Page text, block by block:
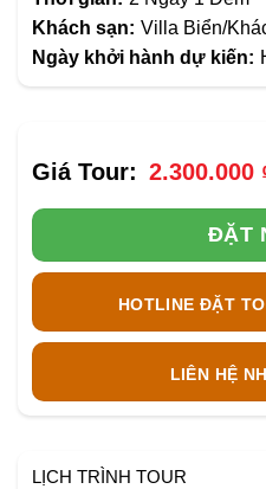
Khách sạn: Villa Biển/
Ngày khởi hành dự kiến:
2.300.000
ĐẶT
HOTLINE ĐẶT
LIÊN HỆ
LỊCH TRÌNH TOUR